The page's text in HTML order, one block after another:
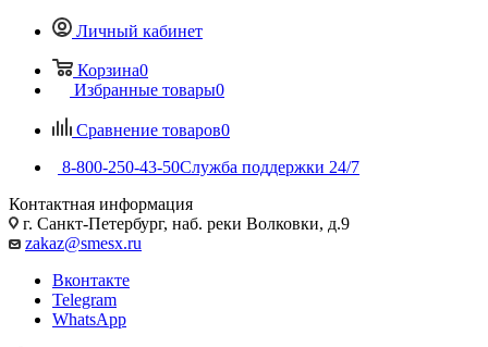
Личный кабинет
Корзина0
Избранные товары0
Сравнение товаров0
8-800-250-43-50Служба поддержки 24/7
Контактная информация
г. Санкт-Петербург, наб. реки Волковки, д.9
zakaz@smesx.ru
Вконтакте
Telegram
WhatsApp